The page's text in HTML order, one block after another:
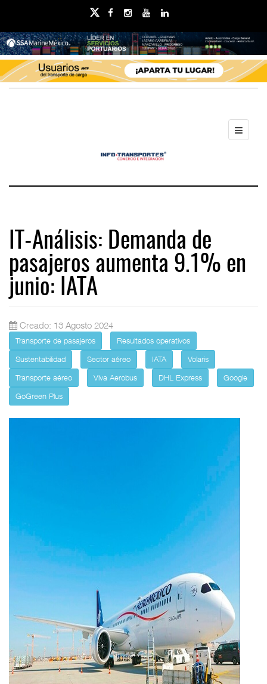
IT-Análisis: Demanda de
pasajeros aumenta 9.1% en
junio: IATA
Creado: 13 Agosto 2024
Transporte de pasajeros
Resultados operativos
Sustentabilidad
Sector aéreo IATA
Volaris
Transporte aéreo
Viva Aerobus DHL Express
Google
GoGreen Plus